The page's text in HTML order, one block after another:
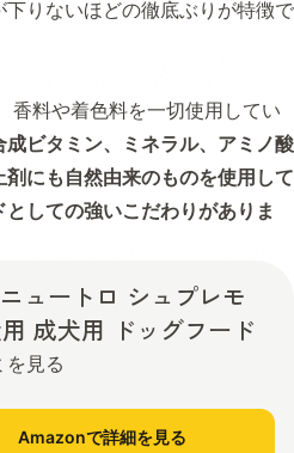
りないほどの徹底ぶりが特徴で
香料や着色料を一切使用してい
ビタミン、ミネラル、アミノ酸
にも自然由来のものを使用して
しての強いこだわりがありま
ュートロ シュプレモ
成犬用 ドッグフード
を見る
Amazonで詳細を見る